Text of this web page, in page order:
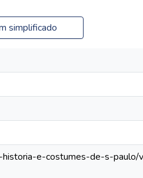
simplificado
e-costumes-de-s-paulo/